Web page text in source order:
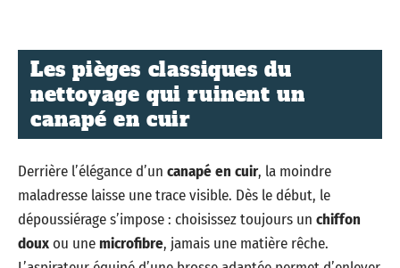
Les pièges classiques du
nettoyage qui ruinent un
canapé en cuir
Derrière l’élégance d’un canapé en cuir, la moindre
maladresse laisse une trace visible. Dès le début, le
dépoussiérage s’impose : choisissez toujours un chiffon
douxou unemicrofibre, jamais une matière rêche.